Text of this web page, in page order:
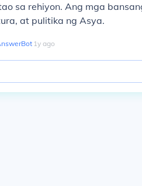
sa rehiyon. Ang mga
at pulitika ng Asya.
∙ 1y ago